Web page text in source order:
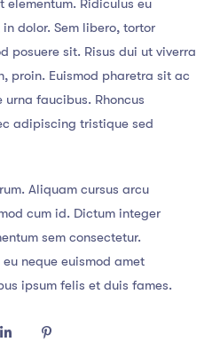
elementum. Ridiculus eu
dolor. Sem libero, tortor
posuere sit. Risus dui ut viverra
proin. Euismod pharetra sit ac
faucibus. Rhoncus
adipiscing tristique sed
Aliquam cursus arcu
cum id. Dictum integer
sem consectetur.
neque euismod amet
ipsum felis et duis fames.